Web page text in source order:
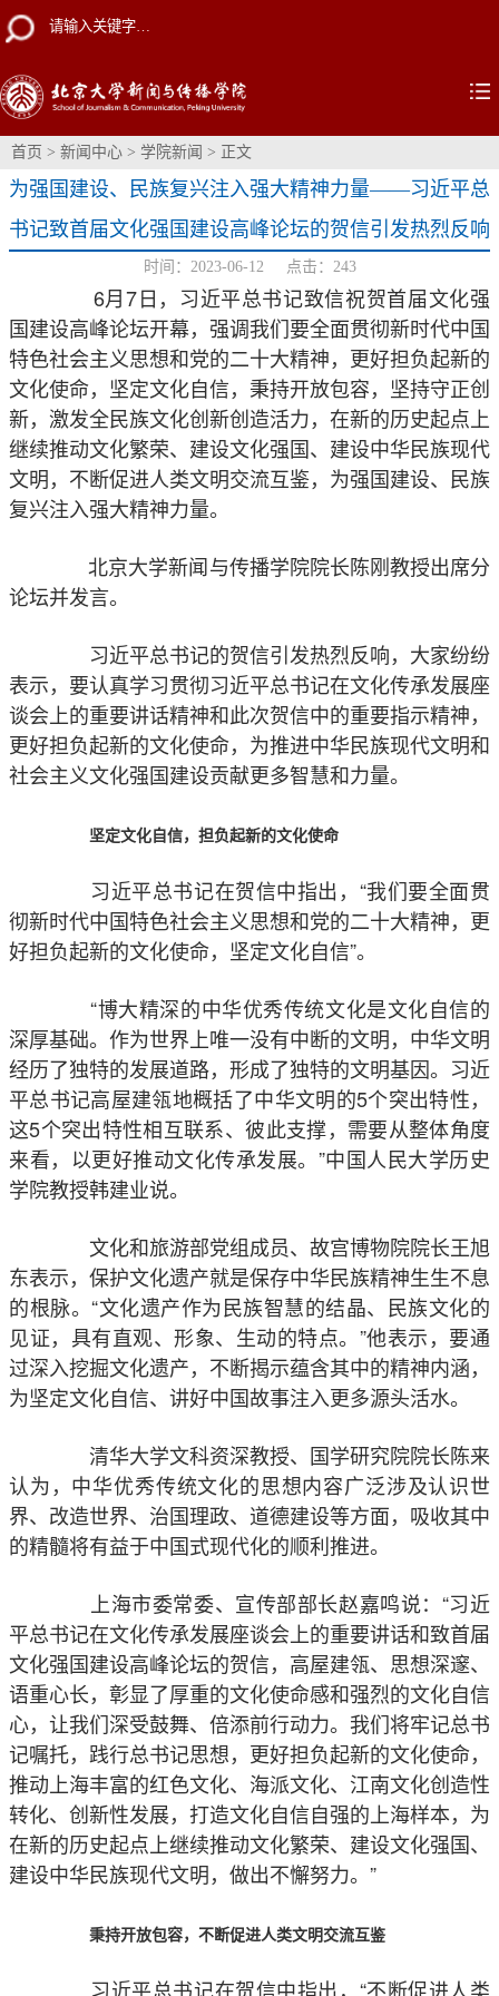
首页 > 新闻中心 > 学院新闻 > 正文
为强国建设、民族复兴注入强大精神力量——习近平总
书记致首届文化强国建设高峰论坛的贺信引发热烈反响
时间：2023-06-12 点击： 243
6月7日，习近平总书记致信祝贺首届文化强
国建设高峰论坛开幕，强调我们要全面贯彻新时代中国
特色社会主义思想和党的二十大精神，更好担负起新的
文化使命，坚定文化自信，秉持开放包容，坚持守正创
新，激发全民族文化创新创造活力，在新的历史起点上
继续推动文化繁荣、建设文化强国、建设中华民族现代
文明，不断促进人类文明交流互鉴，为强国建设、民族
复兴注入强大精神力量。
北京大学新闻与传播学院院长陈刚教授出席分
论坛并发言。
习近平总书记的贺信引发热烈反响，大家纷纷
表示，要认真学习贯彻习近平总书记在文化传承发展座
谈会上的重要讲话精神和此次贺信中的重要指示精神，
更好担负起新的文化使命，为推进中华民族现代文明和
社会主义文化强国建设贡献更多智慧和力量。
坚定文化自信，担负起新的文化使命
习近平总书记在贺信中指出，“我们要全面贯
彻新时代中国特色社会主义思想和党的二十大精神，更
好担负起新的文化使命，坚定文化自信”。
“博大精深的中华优秀传统文化是文化自信的
深厚基础。作为世界上唯一没有中断的文明，中华文明
经历了独特的发展道路，形成了独特的文明基因。习近
平总书记高屋建瓴地概括了中华文明的5个突出特性，
这5个突出特性相互联系、彼此支撑，需要从整体角度
来看，以更好推动文化传承发展。”中国人民大学历史
学院教授韩建业说。
文化和旅游部党组成员、故宫博物院院长王旭
东表示，保护文化遗产就是保存中华民族精神生生不息
的根脉。“文化遗产作为民族智慧的结晶、民族文化的
见证，具有直观、形象、生动的特点。”他表示，要通
过深入挖掘文化遗产，不断揭示蕴含其中的精神内涵，
为坚定文化自信、讲好中国故事注入更多源头活水。
清华大学文科资深教授、国学研究院院长陈来
认为，中华优秀传统文化的思想内容广泛涉及认识世
界、改造世界、治国理政、道德建设等方面，吸收其中
的精髓将有益于中国式现代化的顺利推进。
上海市委常委、宣传部部长赵嘉鸣说：“习近
平总书记在文化传承发展座谈会上的重要讲话和致首届
文化强国建设高峰论坛的贺信，高屋建瓴、思想深邃、
语重心长，彰显了厚重的文化使命感和强烈的文化自信
心，让我们深受鼓舞、倍添前行动力。我们将牢记总书
记嘱托，践行总书记思想，更好担负起新的文化使命，
推动上海丰富的红色文化、海派文化、江南文化创造性
转化、创新性发展，打造文化自信自强的上海样本，为
在新的历史起点上继续推动文化繁荣、建设文化强国、
建设中华民族现代文明，做出不懈努力。”
秉持开放包容，不断促进人类文明交流互鉴
习近平总书记在贺信中指出，“不断促进人类